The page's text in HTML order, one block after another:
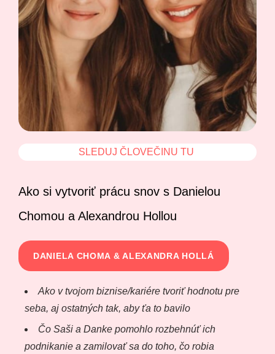
SLEDUJ ČLOVEČINU TU
Ako si vytvoriť prácu snov s Danielou
Chomou a Alexandrou Hollou
DANIELA CHOMA & ALEXANDRA HOLLÁ
Ako v tvojom biznise/kariére tvoriť hodnotu pre
seba, aj ostatných tak, aby ťa to bavilo
Čo Saši a Danke pomohlo rozbehnúť ich
podnikanie a zamilovať sa do toho, čo robia